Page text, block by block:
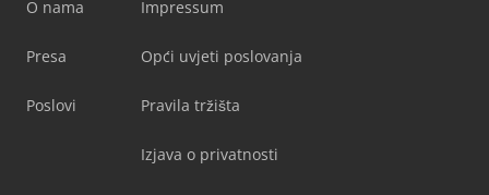
O nama
Presa
Poslovi
Impressum
Opći uvjeti poslovanja
Pravila tržišta
Izjava o privatnosti